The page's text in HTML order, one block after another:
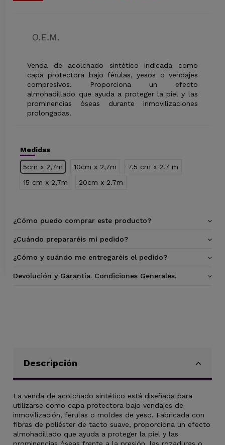
Venda de acolchado sintético indicada como
capa protectora bajo férulas, yesos o vendajes
compresivos. Proporciona un efecto
almohadillado que ayuda a proteger la piel y las
prominencias óseas durante inmovilizaciones
prolongadas.
Medidas
5cm x 2,7m 10cm x 2,7m
7.5 cm x 2.7 m
15 cm x 2,7m
20cm x 2.7m
¿Cómo puedo comprar este producto?
¿Cuándo prepararéis mi pedido?
¿Cómo y cuándo me entregaréis el pedido?
Devolución y Garantía. Condiciones Generales.
Descripción
La venda de acolchado sintético está diseñada para
utilizarse como capa protectora bajo vendajes de
inmovilización, férulas o moldes de yeso. Fabricada con
fibras de poliéster de tacto suave, proporciona un efecto
almohadillado que ayuda a proteger la piel y las
prominencias óseas frente a la presión, las rozaduras o